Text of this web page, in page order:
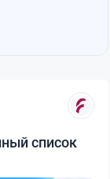
список